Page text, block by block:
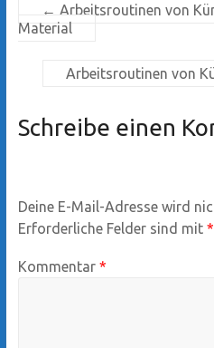
← Arbeitsroutinen von
Material
Arbeitsroutinen von
Schreibe einen
Deine E-Mail-Adresse wird
Erforderliche Felder sind mit *
Kommentar *